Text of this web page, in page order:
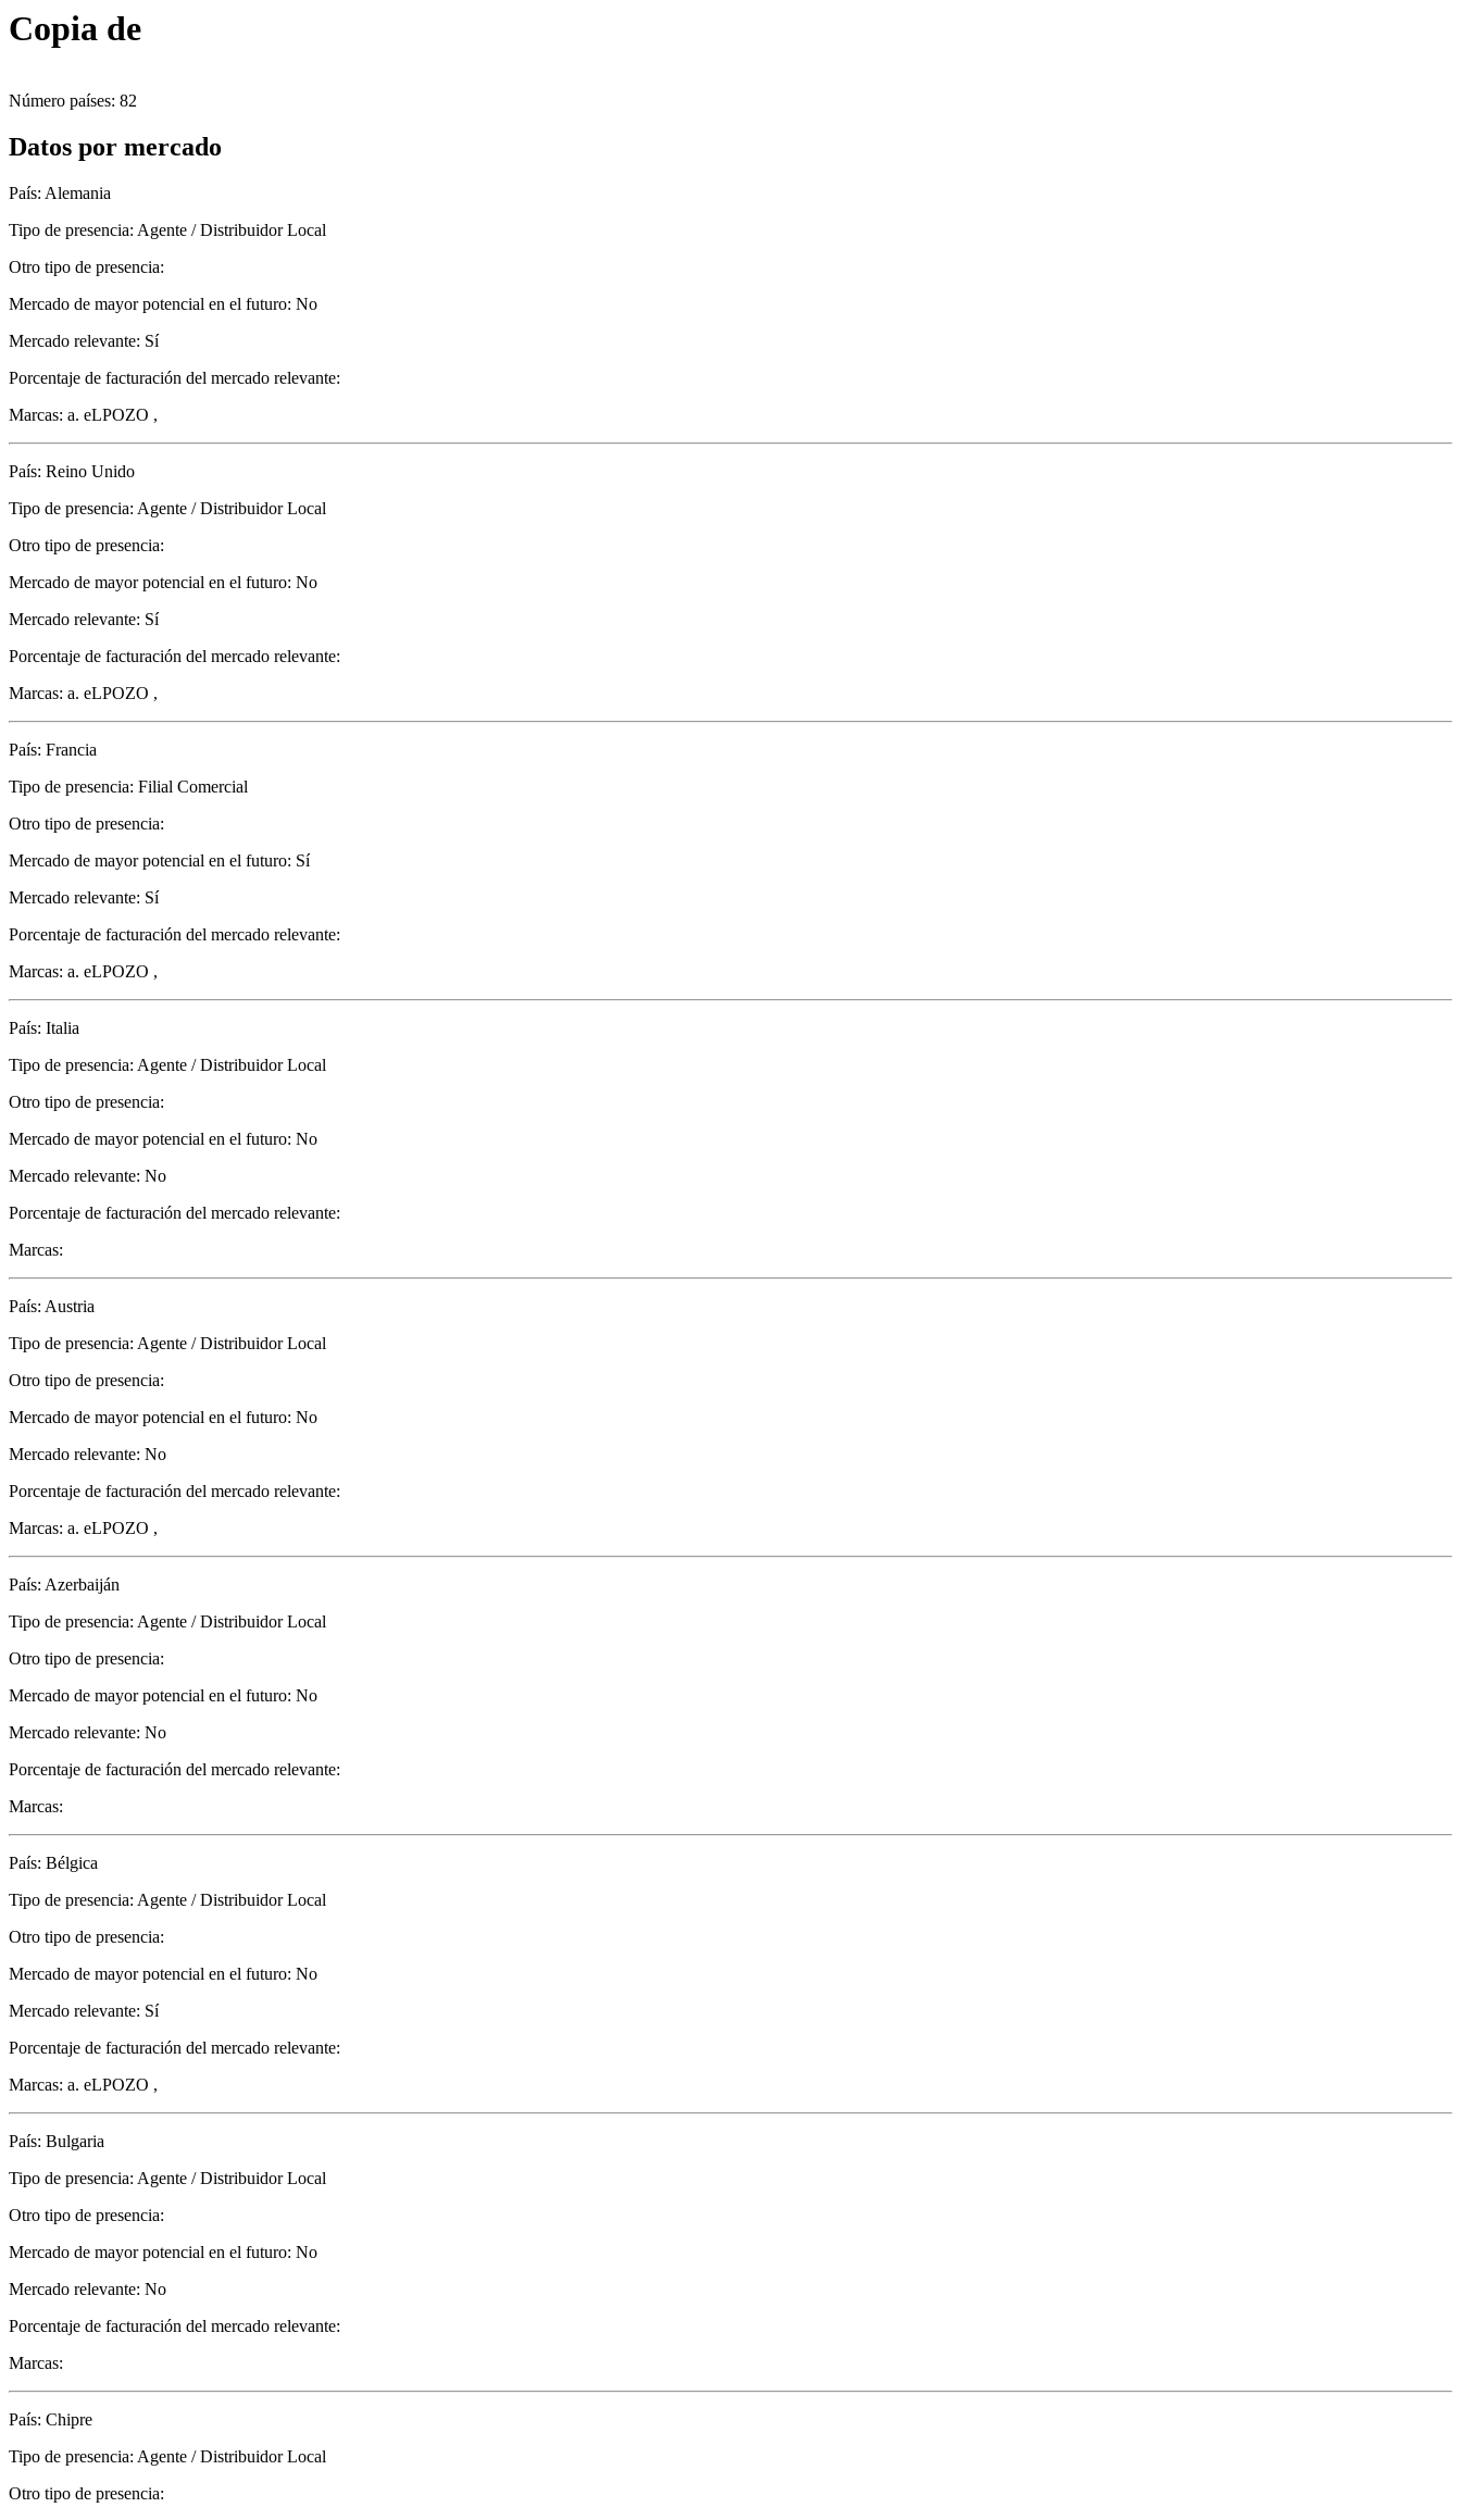
Copia de
Número países: 82
Datos por mercado
País: Alemania
Tipo de presencia: Agente / Distribuidor Local
Otro tipo de presencia:
Mercado de mayor potencial en el futuro: No
Mercado relevante: Sí
Porcentaje de facturación del mercado relevante:
Marcas: a. eLPOZO ,
País: Reino Unido
Tipo de presencia: Agente / Distribuidor Local
Otro tipo de presencia:
Mercado de mayor potencial en el futuro: No
Mercado relevante: Sí
Porcentaje de facturación del mercado relevante:
Marcas: a. eLPOZO ,
País: Francia
Tipo de presencia: Filial Comercial
Otro tipo de presencia:
Mercado de mayor potencial en el futuro: Sí
Mercado relevante: Sí
Porcentaje de facturación del mercado relevante:
Marcas: a. eLPOZO ,
País: Italia
Tipo de presencia: Agente / Distribuidor Local
Otro tipo de presencia:
Mercado de mayor potencial en el futuro: No
Mercado relevante: No
Porcentaje de facturación del mercado relevante:
Marcas:
País: Austria
Tipo de presencia: Agente / Distribuidor Local
Otro tipo de presencia:
Mercado de mayor potencial en el futuro: No
Mercado relevante: No
Porcentaje de facturación del mercado relevante:
Marcas: a. eLPOZO ,
País: Azerbaiján
Tipo de presencia: Agente / Distribuidor Local
Otro tipo de presencia:
Mercado de mayor potencial en el futuro: No
Mercado relevante: No
Porcentaje de facturación del mercado relevante:
Marcas:
País: Bélgica
Tipo de presencia: Agente / Distribuidor Local
Otro tipo de presencia:
Mercado de mayor potencial en el futuro: No
Mercado relevante: Sí
Porcentaje de facturación del mercado relevante:
Marcas: a. eLPOZO ,
País: Bulgaria
Tipo de presencia: Agente / Distribuidor Local
Otro tipo de presencia:
Mercado de mayor potencial en el futuro: No
Mercado relevante: No
Porcentaje de facturación del mercado relevante:
Marcas:
País: Chipre
Tipo de presencia: Agente / Distribuidor Local
Otro tipo de presencia: